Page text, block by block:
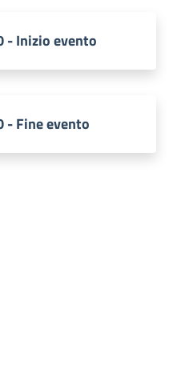
- Inizio evento
- Fine evento